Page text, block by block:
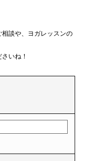
談や、ヨガレッスンの
いね！